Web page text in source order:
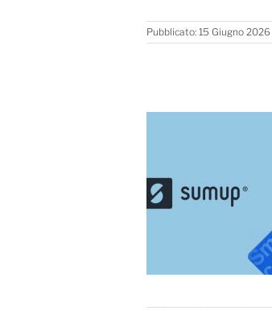
Pubblicato: 15 Giugno 2026